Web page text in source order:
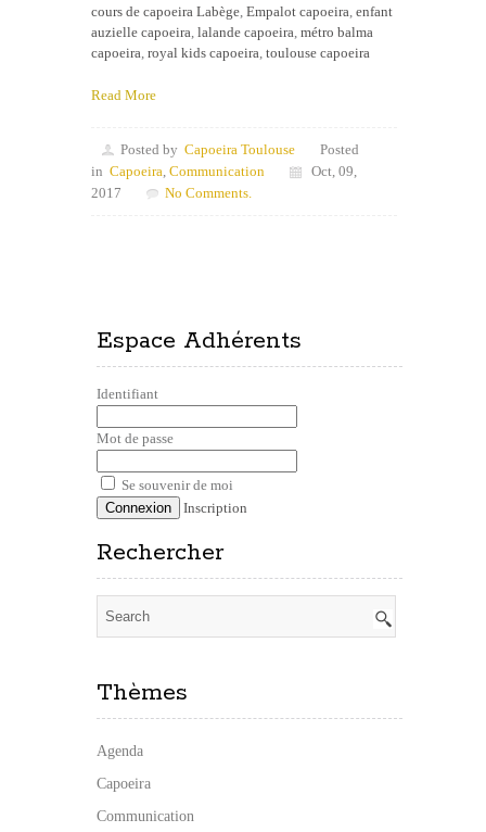
cours de capoeira Labège Empalot capoeira enfant
auzielle capoeira lalande capoeira métro balma
capoeira royal kids capoeira toulouse capoeira
Read More
Posted by Capoeira Toulouse
Posted
in Capoeira Communication
Oct, 09,
2017
No Comments.
Espace Adhérents
Identifiant
Mot de passe
Se souvenir de moi
Inscription
Rechercher
Thèmes
Agenda
Capoeira
Communication